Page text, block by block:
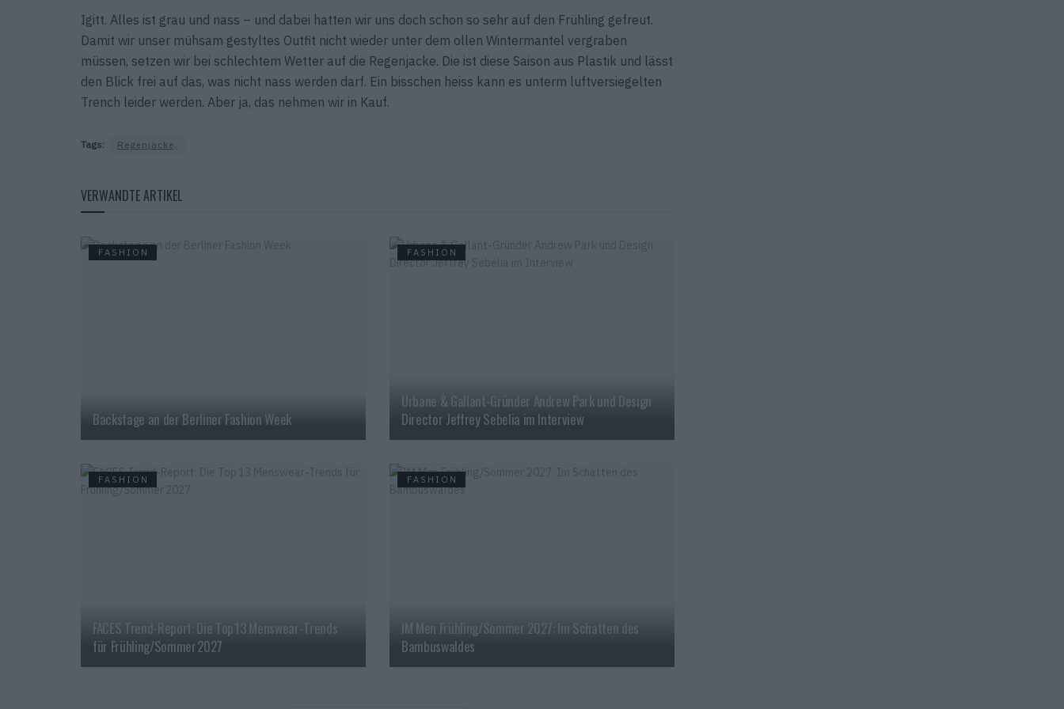
Igitt. Alles ist grau und nass – und dabei hatten wir uns doch schon so sehr auf den Frühling gefreut.
Damit wir unser mühsam gestyltes Outfit nicht wieder unter dem ollen Wintermantel vergraben
müssen, setzen wir bei schlechtem Wetter auf die Regenjacke. Die ist diese Saison aus Plastik und lässt
den Blick frei auf das, was nicht nass werden darf. Ein bisschen heiss kann es unterm luftversiegelten
Trench leider werden. Aber ja, das nehmen wir in Kauf.
Tags: Regenjacke,
VERWANDTE ARTIKEL
FASHION
Backstage an der Berliner Fashion Week
FASHION
Urbane & Gallant-Gründer Andrew Park und Design
Director Jeffrey Sebelia im Interview
FASHION
FACES Trend-Report: Die Top 13 Menswear-Trends
für Frühling/Sommer 2027
FASHION
IM Men Frühling/Sommer 2027: Im Schatten des
Bambuswaldes